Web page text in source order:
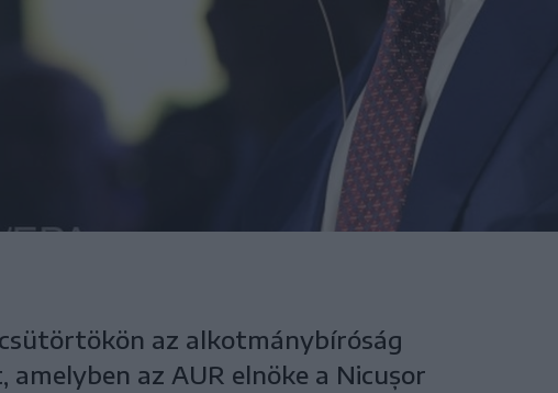
az alkotmánybíróság
amelyben az AUR elnöke a Nicușor